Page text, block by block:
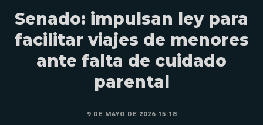
Senado: impulsan ley para
facilitar viajes de menores
ante falta de cuidado
parental
9 DE MAYO DE 2026 15:18